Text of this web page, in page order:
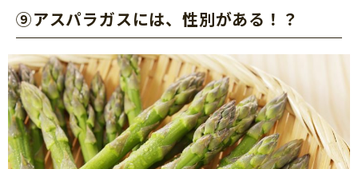
⑨アスパラガスには、性別がある！？